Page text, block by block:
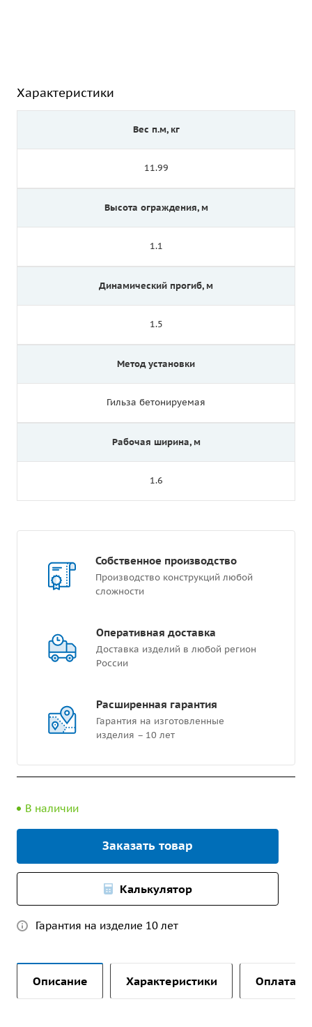
Характеристики
Вес п.м, кг
11.99
Высота ограждения, м
1.1
Динамический прогиб, м
1.5
Метод установки
Гильза бетонируемая
Рабочая ширина, м
1.6
Собственное производство
Производство конструкций любой
сложности
Оперативная доставка
Доставка изделий в любой регион
России
Расширенная гарантия
Гарантия на изготовленные
изделия – 10 лет
В наличии
Заказать товар
Калькулятор
Гарантия на изделие 10 лет
Описание Характеристики Оплата и